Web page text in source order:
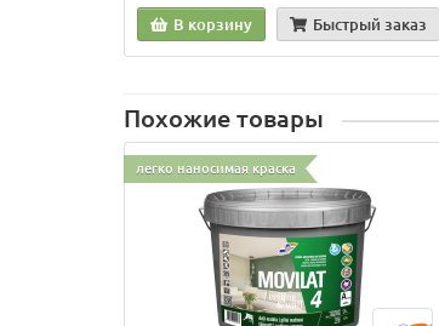
В корзину Быстрый заказ
Похожие товары
легко наносимая краска